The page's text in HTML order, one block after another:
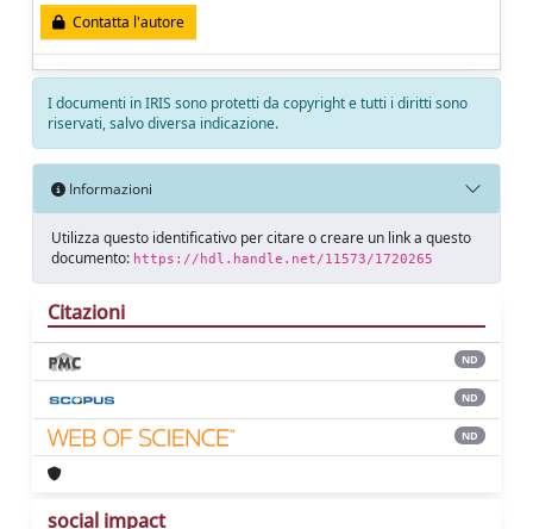
Contatta l'autore
I documenti in IRIS sono protetti da copyright e tutti i diritti sono
riservati, salvo diversa indicazione.
Informazioni
Utilizza questo identificativo per citare o creare un link a questo
documento: https://hdl.handle.net/11573/1720265
Citazioni
ND
ND
ND
social impact